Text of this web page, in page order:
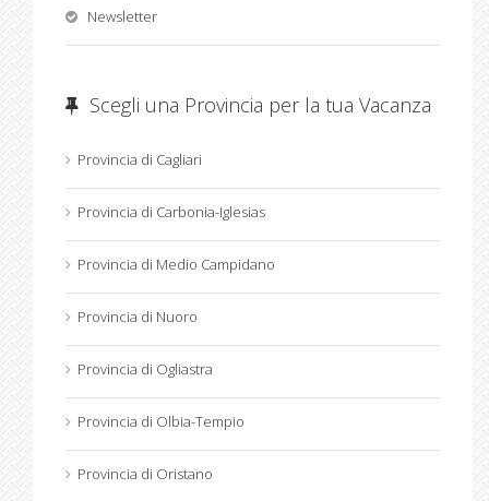
Newsletter
Scegli una Provincia per la tua Vacanza
Provincia di Cagliari
Provincia di Carbonia-Iglesias
Provincia di Medio Campidano
Provincia di Nuoro
Provincia di Ogliastra
Provincia di Olbia-Tempio
Provincia di Oristano